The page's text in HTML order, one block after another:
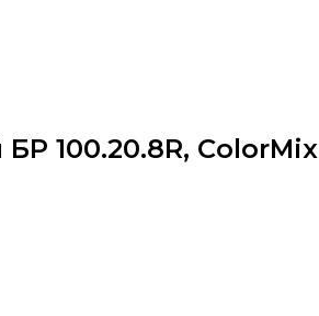
100.20.8R, ColorMix